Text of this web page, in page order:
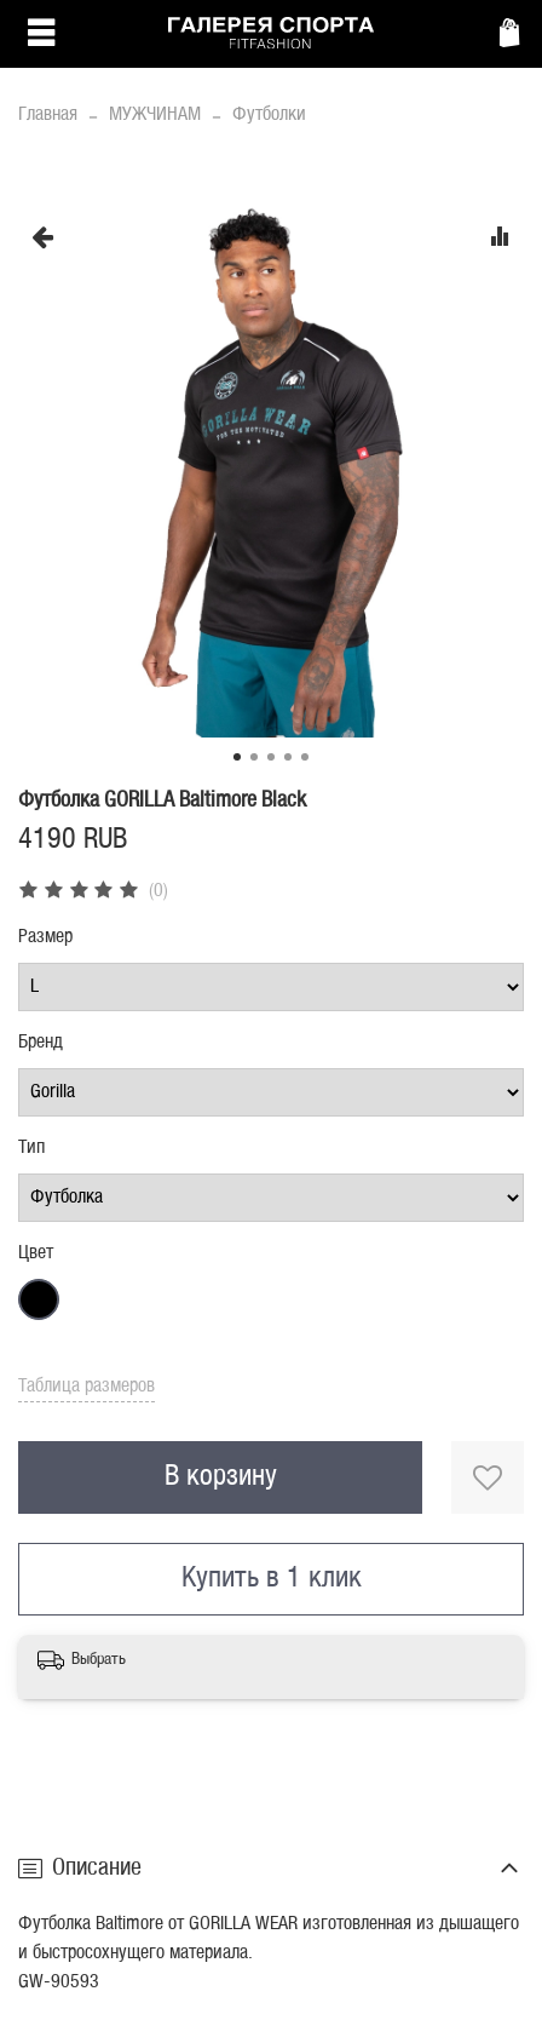
Главная МУЖЧИНАМ Футболки
(0)
Футболка GORILLA Baltimore Black
4190 RUB
Таблица размеров
В корзину
Купить в 1 клик
Размер
Цвет
Бренд
Тип
Выбрать
Описание
Футболка Baltimore от GORILLA WEAR изготовленная из дышащего
и быстросохнущего материала.
GW-90593